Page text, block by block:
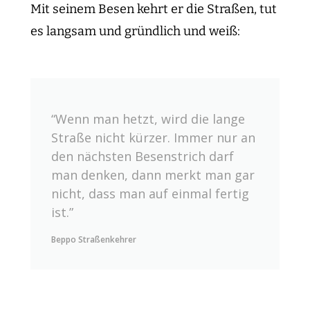
Mit seinem Besen kehrt er die Straßen, tut
es langsam und gründlich und weiß:
“Wenn man hetzt, wird die lange
Straße nicht kürzer. Immer nur an
den nächsten Besenstrich darf
man denken, dann merkt man gar
nicht, dass man auf einmal fertig
ist.”
Beppo Straßenkehrer